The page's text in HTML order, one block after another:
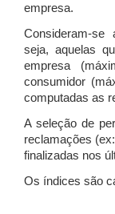
empresa.
Consideram-se
seja, aquelas
empresa
consumidor
computadas as
A seleção de
reclamações
finalizadas nos
Os índices são